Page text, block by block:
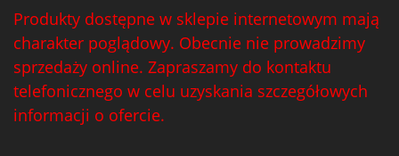
Produkty dostępne w sklepie internetowym mają
charakter poglądowy. Obecnie nie prowadzimy
sprzedaży online. Zapraszamy do kontaktu
telefonicznego w celu uzyskania szczegółowych
informacji o ofercie.